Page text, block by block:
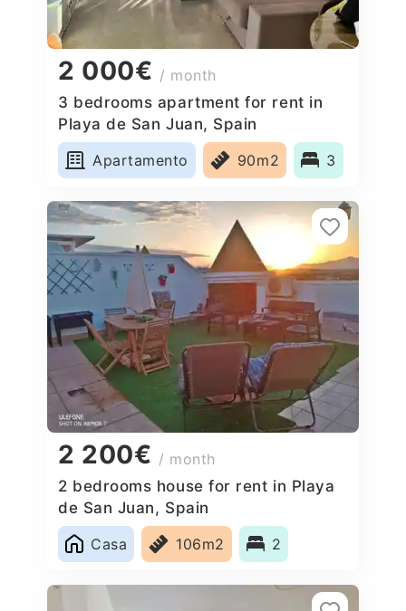
2 000€ / month
3 bedrooms apartment for rent in
Playa de San Juan, Spain
Apartamento
90m2 3
2 200€ / month
2 bedrooms house for rent in Playa
de San Juan, Spain
Casa
106m2 2